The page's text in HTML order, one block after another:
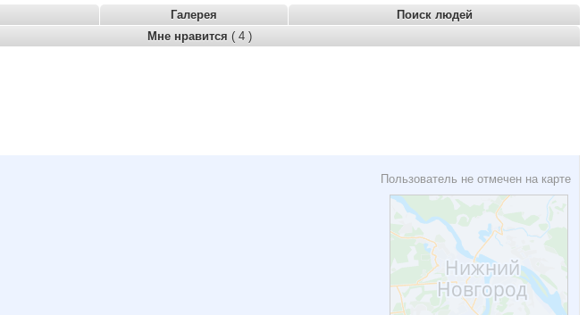
Галерея
Поиск людей
Мне нравится ( 4 )
Пользователь не отмечен на карте